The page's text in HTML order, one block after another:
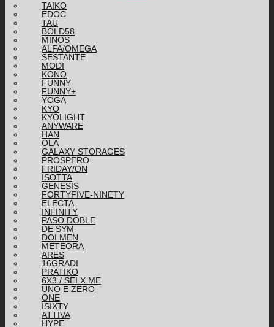
TAIKO
EDOC
TAU
BOLD58
MINOS
ALFA/OMEGA
SESTANTE
MODI
KONO
FUNNY
FUNNY+
YOGA
KYO
KYOLIGHT
ANYWARE
HAN
OLA
GALAXY STORAGES
PROSPERO
FRIDAY/ON
ISOTTA
GENESIS
FORTYFIVE-NINETY
ELECTA
INFINITY
PASO DOBLE
DE SYM
DOLMEN
METEORA
ARES
16GRADI
PRATIKO
6X3 / SEI X ME
UNO E ZERO
ONE
ISIXTY
ATTIVA
HYPE